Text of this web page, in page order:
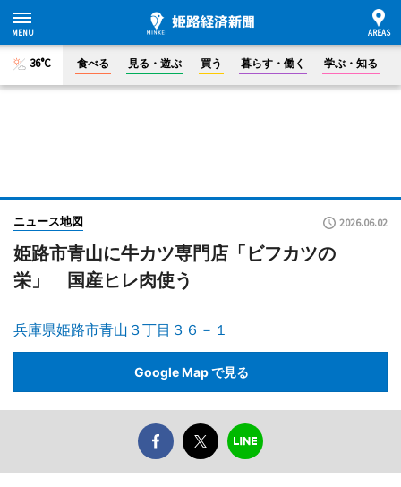
36°C 食べる 見る・遊ぶ 買う 暮らす・働く 学ぶ・知る
ニュース地図 2026.06.02
姫路市青山に牛カツ専門店「ビフカツの
栄」 国産ヒレ肉使う
兵庫県姫路市青山３丁目３６－１
Google Map で見る